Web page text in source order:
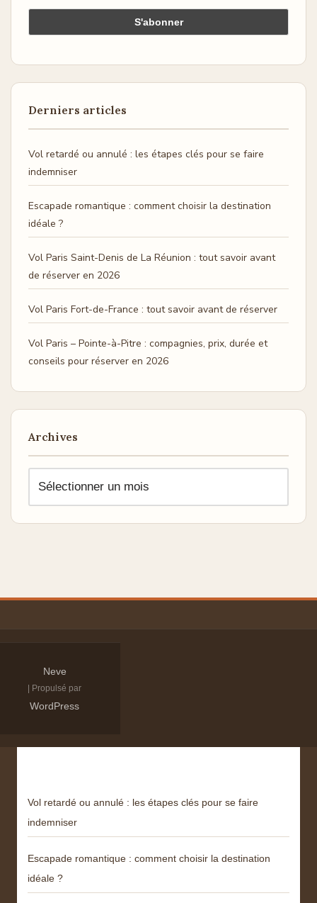
Derniers articles
Vol retardé ou annulé : les étapes clés pour se faire
indemniser
Escapade romantique : comment choisir la destination
idéale ?
Vol Paris Saint-Denis de La Réunion : tout savoir avant
de réserver en 2026
Vol Paris Fort-de-France : tout savoir avant de réserver
Vol Paris – Pointe-à-Pitre : compagnies, prix, durée et
conseils pour réserver en 2026
Archives
Neve
| Propulsé par
WordPress
Vol retardé ou annulé : les étapes clés pour se faire
indemniser
Escapade romantique : comment choisir la destination
idéale ?